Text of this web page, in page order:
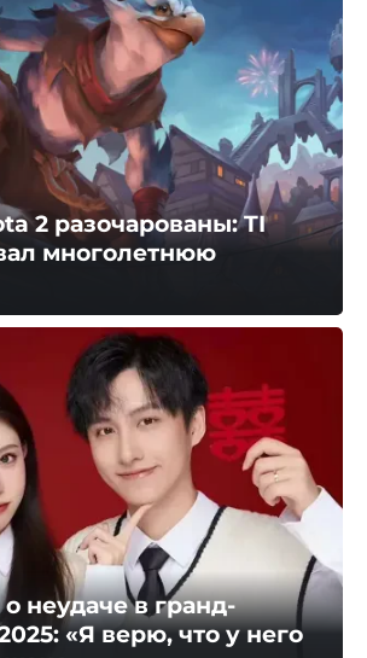
2 разочарованы: TI
многолетнюю
неудаче в гранд-
«Я верю, что у него